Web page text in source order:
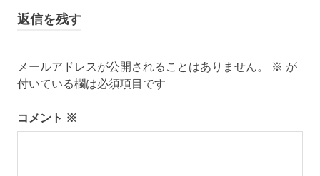
の
着
レ
ン
タ
名
ー
ョ
ン
返信を残す
メールアドレスが公開されることはありません。 ※ が
付いている欄は必須項目です
コメント ※